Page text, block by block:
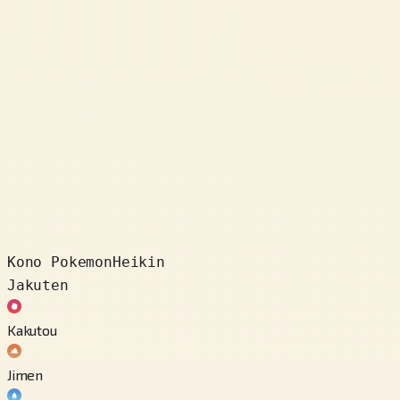
Kono PokemonHeikin
Jakuten
Kakutou
Jimen